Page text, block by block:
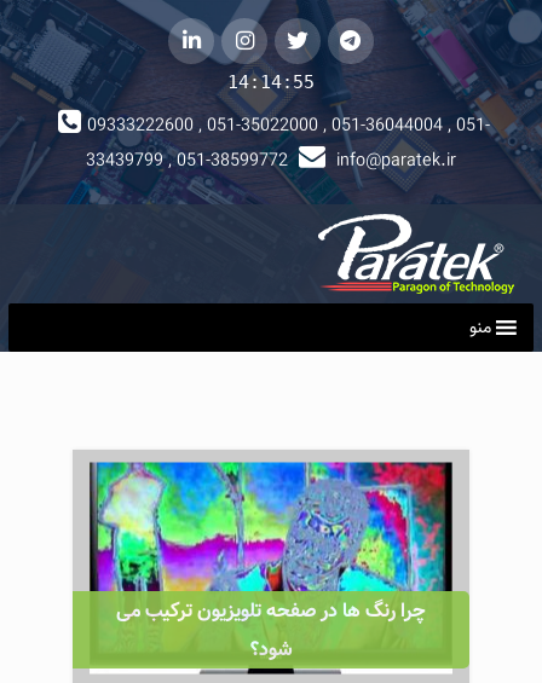
telegramتوییتر instagramلینکداین
14:14:56
09333222600 , 051-35022000 , 051-36044004 , 051-
33439799 , 051-38599772
info@paratek.ir
منو
چرا رنگ ها در صفحه تلویزیون ترکیب می
شود؟